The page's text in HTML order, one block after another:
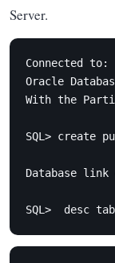
Server.
Connected to:
Oracle
With the
SQL> create
Database link
SQL>  desc